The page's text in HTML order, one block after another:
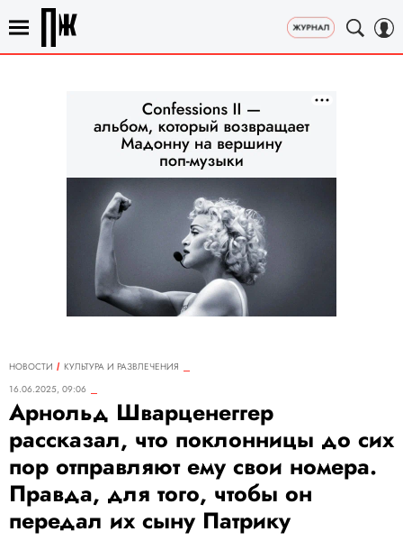
НОВОСТИ
КУЛЬТУРА И РАЗВЛЕЧЕНИЯ
16.06.2025, 09:06
Арнольд Шварценеггер
рассказал, что поклонницы до сих
пор отправляют ему свои номера.
Правда, для того, чтобы он
передал их сыну Патрику